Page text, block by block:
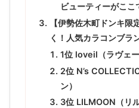
ビューティーがここ
【伊勢佐木町ドンキ
く！人気カラコンブラ
1位 loveil（ラヴェー
2位 N’s
ン）
3位 LILMOON（リ